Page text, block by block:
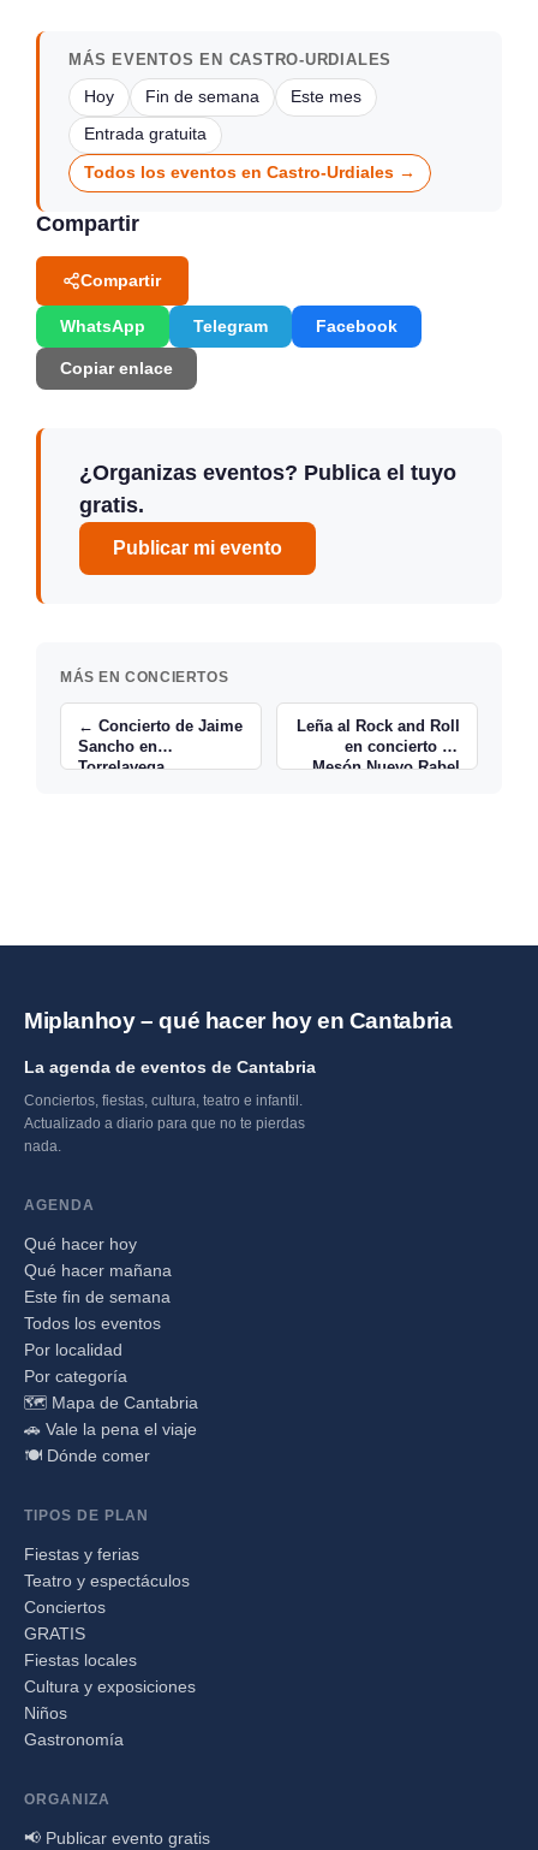
MÁS EVENTOS EN CASTRO-URDIALES
Hoy Fin de semana Este mes
Entrada gratuita
Todos los eventos en Castro-Urdiales →
Compartir
Compartir
WhatsApp Telegram Facebook
Copiar enlace
¿Organizas eventos? Publica el tuyo
gratis.
Publicar mi evento
MÁS EN CONCIERTOS
← Concierto de Jaime
Sancho en
Torrelavega
Leña al Rock and Roll
en concierto en
Mesón Nuevo Rabel
Miplanhoy – qué hacer hoy en Cantabria
La agenda de eventos de Cantabria
Conciertos, fiestas, cultura, teatro e infantil.
Actualizado a diario para que no te pierdas
nada.
AGENDA
Qué hacer hoy
Qué hacer mañana
Este fin de semana
Todos los eventos
Por localidad
Por categoría
🗺️ Mapa de Cantabria
🚗 Vale la pena el viaje
🍽️ Dónde comer
TIPOS DE PLAN
Fiestas y ferias
Teatro y espectáculos
Conciertos
GRATIS
Fiestas locales
Cultura y exposiciones
Niños
Gastronomía
ORGANIZA
📢 Publicar evento gratis